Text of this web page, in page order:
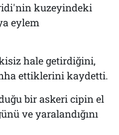
kuzeyindeki
eylem
hale getirdiğini,
ettiklerini kaydetti.
bir askeri cipin el
ve yaralandığını